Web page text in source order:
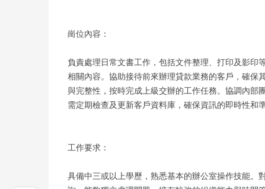
崗位內容：
負責處理日常文書工作，包括文件整理、打印及影
相關內容。協助接待前來辦理貸款業務的客戶，確保
與完整性，按時完成上級交辦的工作任務。協調內部
需定期檢查及更新客戶資料庫，確保資訊的即時性和
工作要求：
具備中三或以上學歷，熟悉基本的辦公室操作技能。